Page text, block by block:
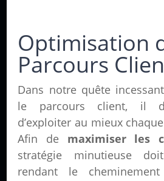
Optimisation
Parcours
Dans notre quête
le parcours client, il
d’exploiter au mieux
Afin de maximiser les
stratégie minutieuse
rendant le